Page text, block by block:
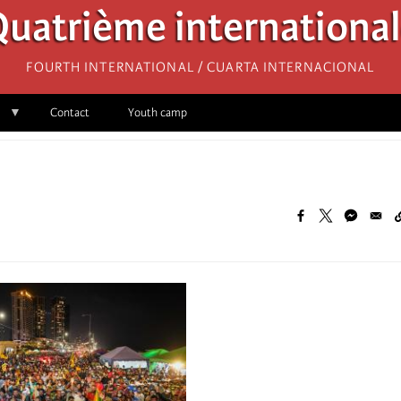
Fourth International / Cuarta Internacional
Contact Youth camp